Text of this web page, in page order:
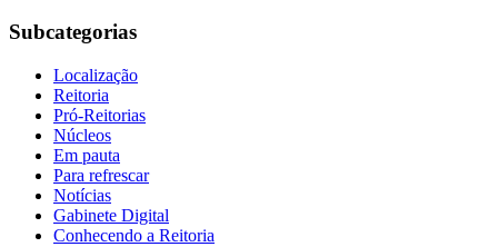
Subcategorias
Localização
Reitoria
Pró-Reitorias
Núcleos
Em pauta
Para refrescar
Notícias
Gabinete Digital
Conhecendo a Reitoria